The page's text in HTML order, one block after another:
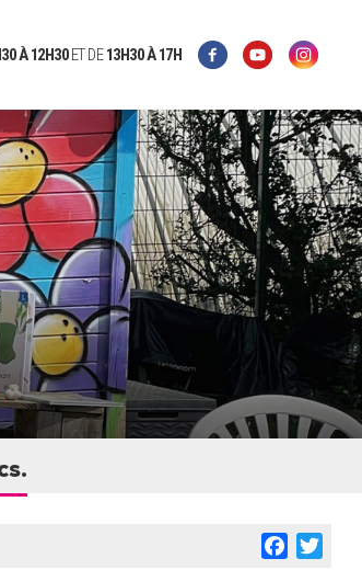
À 12H30ET DE13H30 À 17H
Facebook